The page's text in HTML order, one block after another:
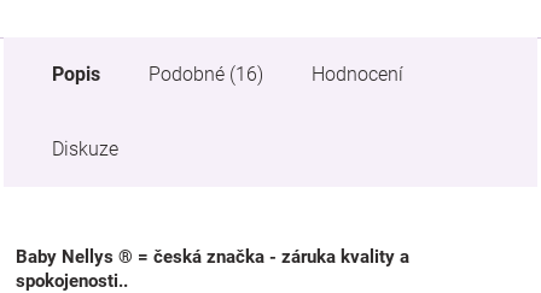
Popis Podobné (16) Hodnocení
Diskuze
Baby Nellys ® = česká značka - záruka kvality a
spokojenosti..